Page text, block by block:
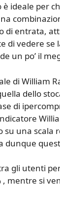
è ideale per
di entrata,
di vedere se
un po’ il
di William
dello
di
su una scala
dunque
gli utenti
, mentre si